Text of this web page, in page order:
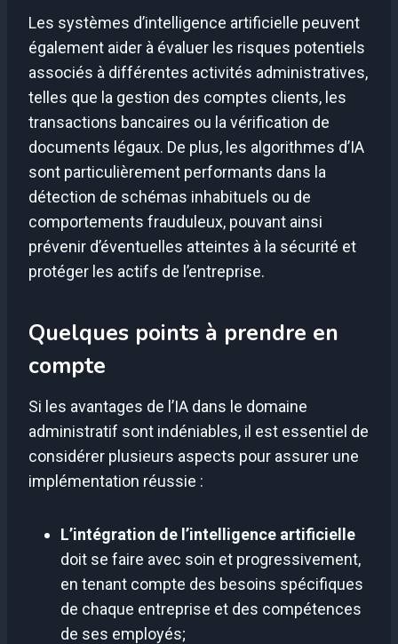
Les systèmes d’intelligence artificielle peuvent
également aider à évaluer les risques potentiels
associés à différentes activités administratives,
telles que la gestion des comptes clients, les
transactions bancaires ou la vérification de
documents légaux. De plus, les algorithmes d’IA
sont particulièrement performants dans la
détection de schémas inhabituels ou de
comportements frauduleux, pouvant ainsi
prévenir d’éventuelles atteintes à la sécurité et
protéger les actifs de l’entreprise.
Quelques points à prendre en
compte
Si les avantages de l’IA dans le domaine
administratif sont indéniables, il est essentiel de
considérer plusieurs aspects pour assurer une
implémentation réussie :
L’intégration de l’intelligence artificielle
doit se faire avec soin et progressivement,
en tenant compte des besoins spécifiques
de chaque entreprise et des compétences
de ses employés;